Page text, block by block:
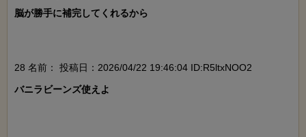
脳が勝手に補完してくれるから
28 名前：
投稿日：2026/04/22 19:46:04 ID:R5ltxNOO2
バニラビーンズ使えよ